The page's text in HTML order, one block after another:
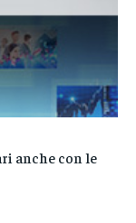
anche con le